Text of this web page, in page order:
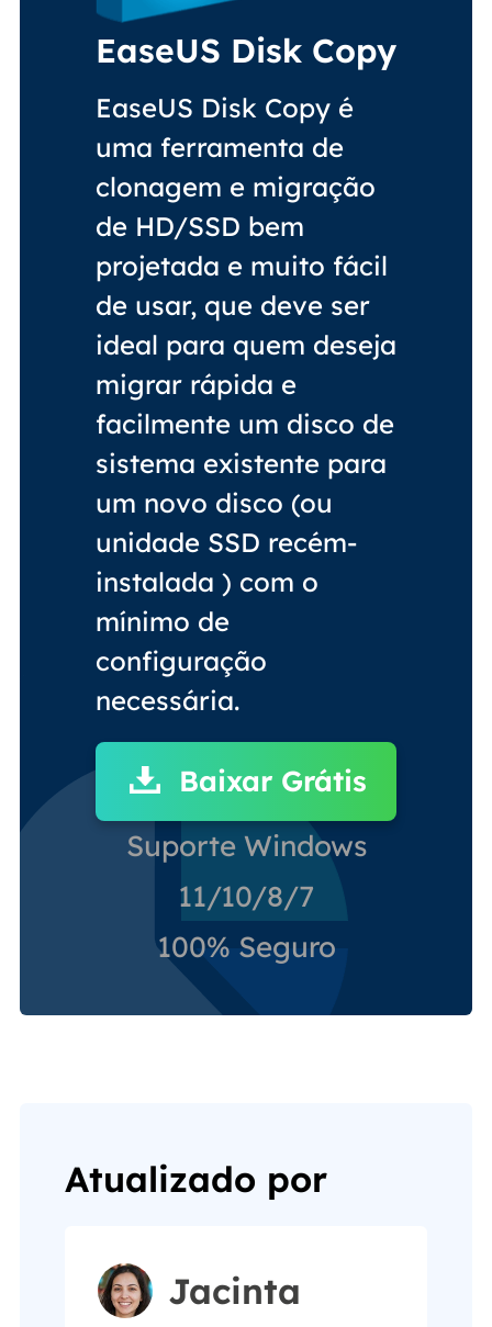
EaseUS Disk Copy
EaseUS Disk Copy é
uma ferramenta de
clonagem e migração
de HD/SSD bem
projetada e muito fácil
de usar, que deve ser
ideal para quem deseja
migrar rápida e
facilmente um disco de
sistema existente para
um novo disco (ou
unidade SSD recém-
instalada ) com o
mínimo de
configuração
necessária.
Baixar Grátis
Suporte Windows
11/10/8/7
100% Seguro
Atualizado por
Jacinta